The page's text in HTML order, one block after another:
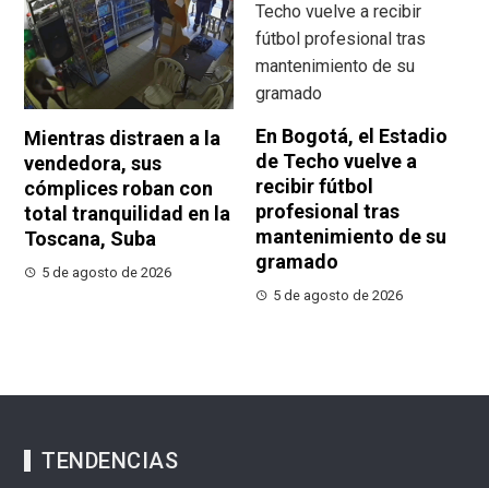
Mientras distraen a la
vendedora, sus
cómplices roban con
total tranquilidad en la
Toscana, Suba
5 de agosto de 2026
En Bogotá, el Estadio
de Techo vuelve a
recibir fútbol
profesional tras
mantenimiento de su
gramado
5 de agosto de 2026
TENDENCIAS